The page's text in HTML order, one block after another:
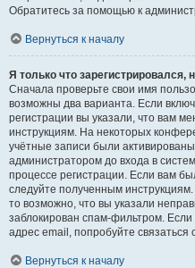
Обратитесь за помощью к
Вернуться к началу
Я только что зарегистрировался,
Сначала проверьте свои имя
возможны два варианта. Если
регистрации вы указали, что вам
инструкциям. На некоторых
учётные записи были
администратором до входа в
процессе регистрации. Если вам
следуйте полученным
то возможно, что вы указали
заблокирован спам-фильтром.
адрес email, попробуйте связаться
Вернуться к началу